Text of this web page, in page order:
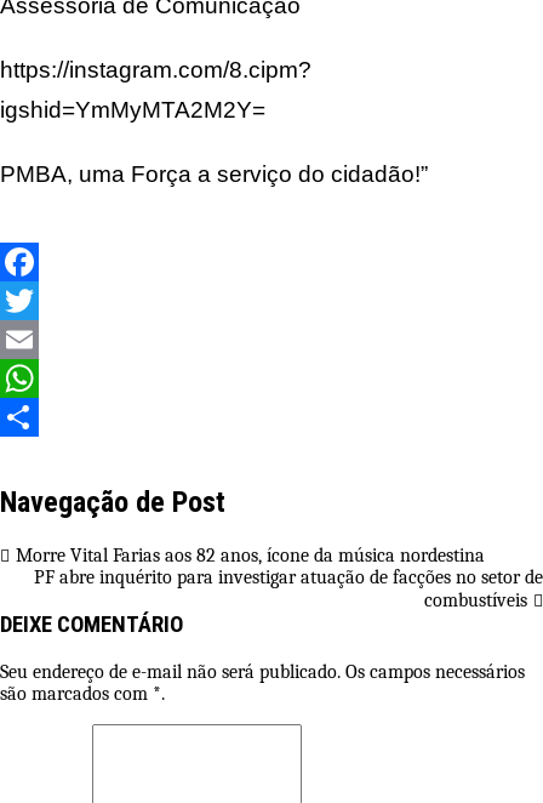
Assessoria de Comunicação
https://instagram.com/8.cipm?
igshid=YmMyMTA2M2Y=
PMBA, uma Força a serviço do cidadão!”
Facebook
Twitter
Email
WhatsApp
Navegação de Post
Morre Vital Farias aos 82 anos, ícone da música nordestina
PF abre inquérito para investigar atuação de facções no setor de
combustíveis
DEIXE COMENTÁRIO
Seu endereço de e-mail não será publicado. Os campos necessários
são marcados com *.